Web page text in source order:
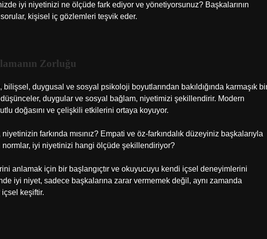
iyi niyetinizi ne ölçüde fark ediyor ve yönetiyorsunuz? Başkalarının
kişisel iç gözlemleri teşvik eder.
Zorluğu
duygusal ve sosyal psikoloji boyutlarından bakıldığında karmaşık
duygular ve sosyal bağlam, niyetimizi şekillendirir. Modern
doğasını ve çelişkili etkilerini ortaya koyuyor.
farkında mısınız? Empati ve öz-farkındalık düzeyiniz başkalarıyla
iyi niyetinizi hangi ölçüde şekillendiriyor?
anlamak için bir başlangıçtır ve okuyucuyu kendi içsel deneyimlerini
iyi niyet, sadece başkalarına zarar vermemek değil, aynı zamanda
keşiftir.